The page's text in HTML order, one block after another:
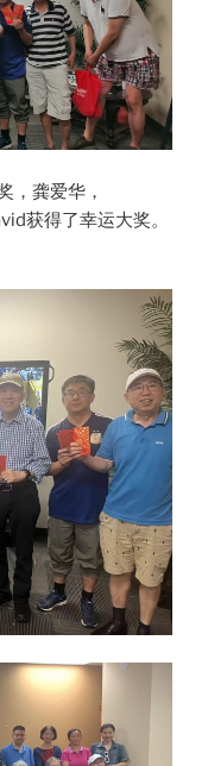
，龚爱华，
获得了幸运大奖。